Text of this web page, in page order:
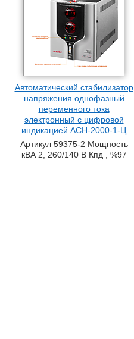
Автоматический стабилизатор
напряжения однофазный
переменного тока
электронный с цифровой
индикацией АСН-2000-1-Ц
Артикул 59375-2 Мощность
кВА 2, 260/140 В Кпд , %97